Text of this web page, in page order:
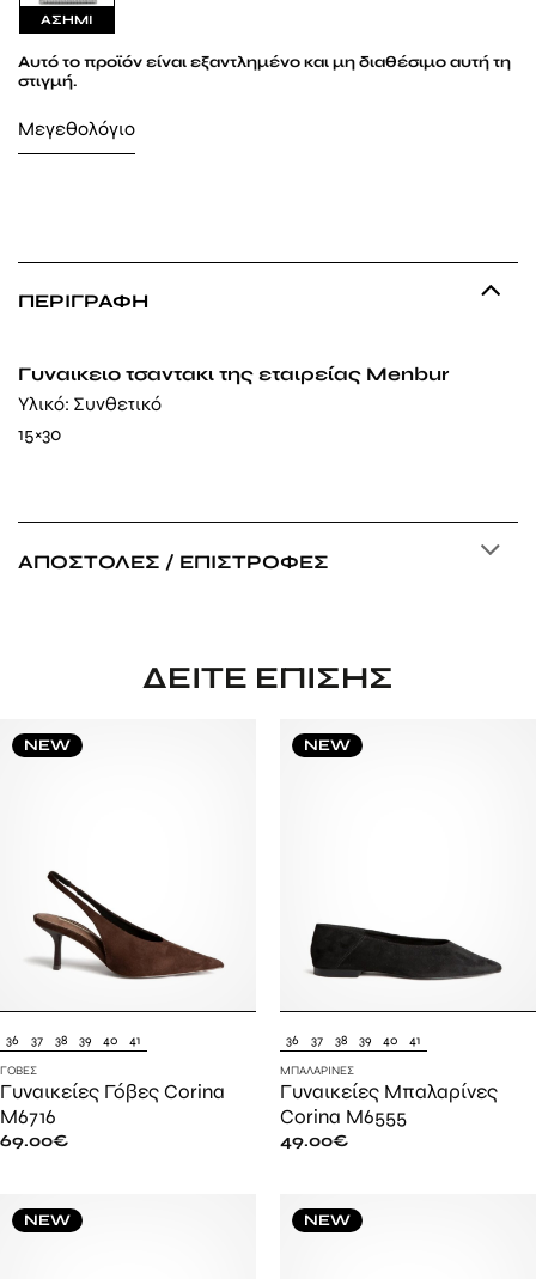
ΑΣΗΜΙ
Αυτό το προϊόν είναι εξαντλημένο και μη διαθέσιμο αυτή τη
στιγμή.
Μεγεθολόγιο
ΠΕΡΙΓΡΑΦΉ
Γυναικειο τσαντακι της εταιρείας Menbur
Υλικό: Συνθετικό
15×30
ΑΠΟΣΤΟΛΈΣ / ΕΠΙΣΤΡΟΦΈΣ
ΔΕΊΤΕ ΕΠΊΣΗΣ
NEW
36 37 38 39 40 41
ΓΌΒΕΣ
Γυναικείες Γόβες Corina
M6716
69.00€
NEW
36 37 38 39 40 41
ΜΠΑΛΑΡΊΝΕΣ
Γυναικείες Μπαλαρίνες
Corina M6555
49.00€
NEW NEW